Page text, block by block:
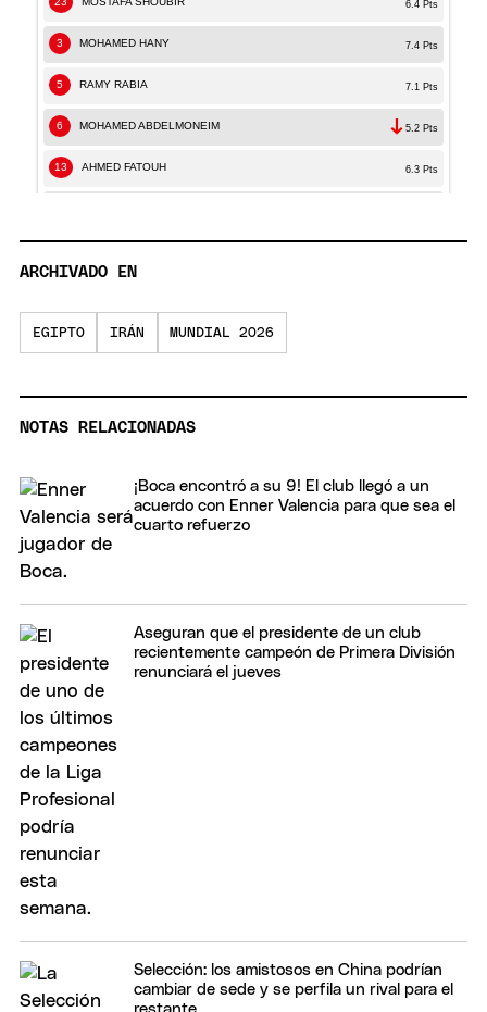
ARCHIVADO EN
EGIPTO IRÁN MUNDIAL 2026
NOTAS RELACIONADAS
¡Boca encontró a su 9! El club llegó a un
acuerdo con Enner Valencia para que sea el
cuarto refuerzo
Aseguran que el presidente de un club
recientemente campeón de Primera División
renunciará el jueves
Selección: los amistosos en China podrían
cambiar de sede y se perfila un rival para el